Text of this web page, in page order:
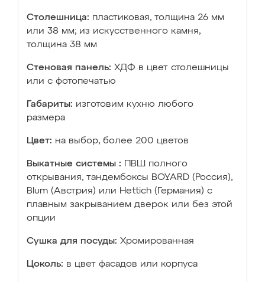
Столешница: пластиковая, толщина 26 мм
или 38 мм; из искусственного камня,
толщина 38 мм
Стеновая панель: ХДФ в цвет столешницы
или с фотопечатью
Габариты: изготовим кухню любого
размера
Цвет: на выбор, более 200 цветов
Выкатные системы :
ПВШ полного
открывания, тандембоксы BOYARD (Россия),
Blum (Австрия) или Hettich (Германия) с
плавным закрыванием дверок или без этой
опции
Сушка для посуды: Хромированная
Цоколь: в цвет фасадов или корпуса